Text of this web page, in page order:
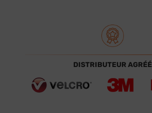
DISTRIBUTEUR AGRÉÉ